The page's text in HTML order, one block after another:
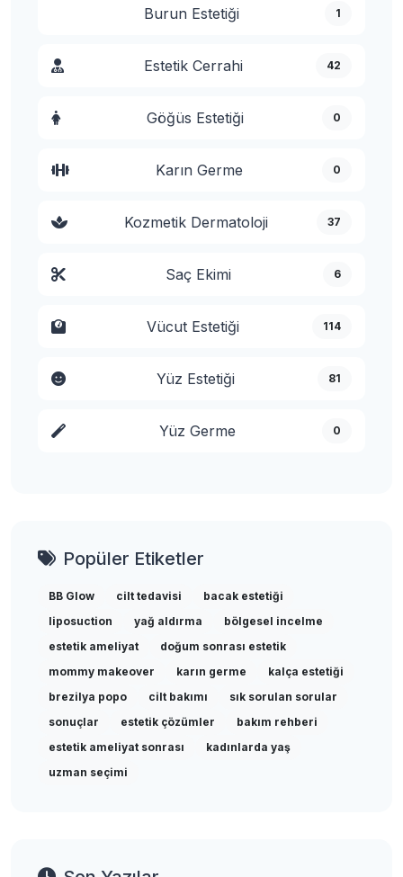
Burun Estetiği 1
Estetik Cerrahi 42
Göğüs Estetiği 0
Karın Germe 0
Kozmetik Dermatoloji 37
Saç Ekimi 6
Vücut Estetiği 114
Yüz Estetiği 81
Yüz Germe 0
Popüler Etiketler
BB Glow cilt tedavisi
bacak estetiği
liposuction
yağ aldırma
bölgesel incelme
estetik ameliyat
doğum sonrası estetik
mommy makeover
karın germe
kalça estetiği
brezilya popo
cilt bakımı
sık sorulan sorular
sonuçlar
estetik çözümler
bakım rehberi
estetik ameliyat sonrası
kadınlarda yaş
uzman seçimi